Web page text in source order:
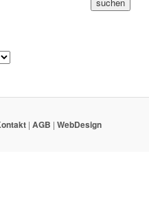
| AGB | WebDesign